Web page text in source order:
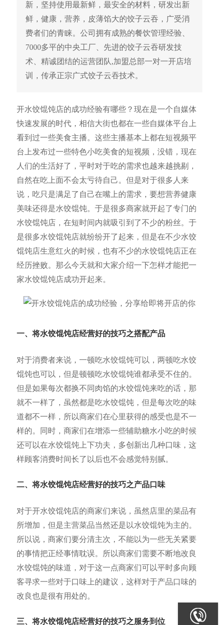
新，坚持使用最新鲜，最安全的材料，研发出新
鲜，健康，营养，皮薄馅大的饺子云吞，广受消
费者们的青睐。公司拥有成熟的餐饮管理经验、
7000多平的中央工厂、先进的饺子云吞研发技
术、精诚团结的运营团队,加盟总部一对一开店培
训，传承正宗广式饺子云吞技术。
开水饺馄饨店的成功经验有哪些？现在是一个自媒体
快速发展的时代，相信大街也都在一些自媒体平台上
看到过一些美食主播。这些主播基本上都在短视频平
台上发布过一些特色小吃美食的短视频，没错，现在
人们的生活好了，平时对于吃的需求也越来越挑剔，
自然在吃上面不会太亏待自己。但是对于很多人来
说，吃只是满足了自己在嘴上的需求，要想营养健康
美味还得是水饺馄饨。于是很多商家就开起了专门的
水饺馄饨店，在短时间内就吸引到了不少的粉丝。于
是很多水饺馄饨店就纷纷开了起来，但是在不少水饺
馄饨店生意红火的时候，也有不少的水饺馄饨店正在
经历挫败。那么今天就和大家介绍一下怎样才能把一
家水饺馄饨店成功开起来。
一、将水饺馄饨店经营好的技巧之搭配产品
对于消费者来说，一顿吃水饺馄饨可以，两顿吃水饺
馄饨也可以，但是顿顿吃水饺馄饨谁都承受不住的。
但是如果每次都换不同肉馅的水饺馄饨来吃的话，那
就不一样了，虽然都是吃水饺馄饨，但是每次吃的味
道都不一样，所以商家们在心里获得的感受也是不一
样的。同时，商家们在增添一些辅助糖水小吃的时候
还可以在水饺馄饨上下功夫，多创新出几种口味，这
样顾客消费时间长了以后也不会感觉特别腻。
二、将水饺馄饨店经营好的技巧之产品口味
对于开水饺馄饨店的商家们来说，虽然店里的菜品有
所增加，但是主营菜品当然还是以水饺馄饨为主的。
所以说，商家们要分清主次，不能以为一些无关紧要
的事情把正经事情耽误。所以商家们需要不断地改良
水饺馄饨的味道，对于这一点商家们可以平时多向顾
客寻求一些对于口味上的建议，这样对于产品口味的
改良也是很有用处的。
三、将水饺馄饨店经营好的技巧之服务到位